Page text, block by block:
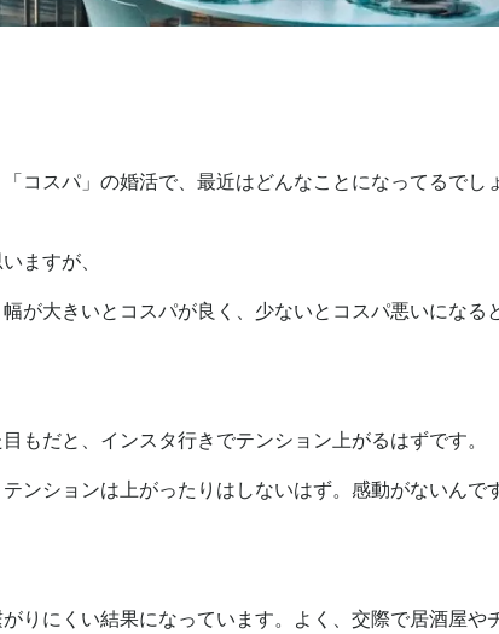
コスパ」の婚活で、最近はどんなことになってるでし
ますが、
が大きいとコスパが良く、少ないとコスパ悪いになる
もだと、インスタ行きでテンション上がるはずです。
ンションは上がったりはしないはず。感動がないんで
りにくい結果になっています。よく、交際で居酒屋や